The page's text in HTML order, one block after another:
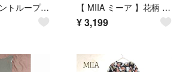
ミーア フロントループボタン花柄ロングスリーブワンピース 長袖 F ブラック 【 MIIA ミーア 】花柄 2way ロング ワンピース マキシ丈
¥3,199